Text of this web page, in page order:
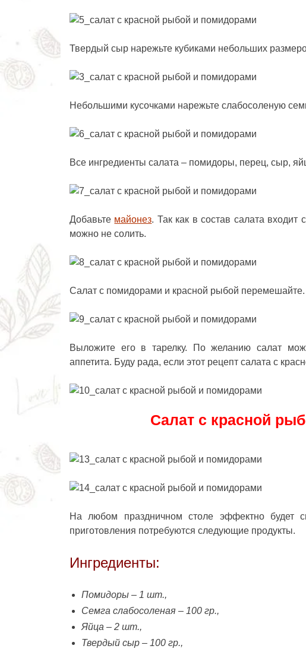
Твердый сыр нарежьте кубиками небольших
Небольшими кусочками нарежьте слабосоленую
Все ингредиенты салата – помидоры, перец, сыр,
Добавьте майонез. Так как в состав салата
можно не солить.
Салат с помидорами и красной рыбой перемешайте.
Выложите его в тарелку. По желанию салат
аппетита. Буду рада, если этот рецепт салата с
Салат с красной
На любом праздничном столе эффектно будет
приготовления потребуются следующие продукты.
Ингредиенты:
Помидоры – 1 шт.,
Семга слабосоленая – 100 гр.,
Яйца – 2 шт.,
Твердый сыр – 100 гр.,